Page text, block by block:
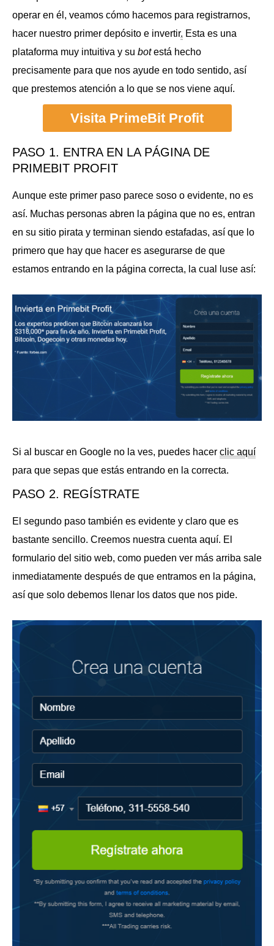
operar en él, veamos cómo hacemos para registrarnos,
hacer nuestro primer depósito e invertir. Esta es una
plataforma muy intuitiva y su botestá hecho
precisamente para que nos ayude en todo sentido, así
que prestemos atención a lo que se nos viene aquí.
Visita PrimeBit Profit
PASO 1. ENTRA EN LA PÁGINA DE
PRIMEBIT PROFIT
Aunque este primer paso parece soso o evidente, no es
así. Muchas personas abren la página que no es, entran
en su sitio pirata y terminan siendo estafadas, así que lo
primero que hay que hacer es asegurarse de que
estamos entrando en la página correcta, la cual luse así:
Si al buscar en Google no la ves, puedes hacer clic aquí
para que sepas que estás entrando en la correcta.
PASO 2. REGÍSTRATE
El segundo paso también es evidente y claro que es
bastante sencillo. Creemos nuestra cuenta aquí. El
formulario del sitio web, como pueden ver más arriba sale
inmediatamente después de que entramos en la página,
así que solo debemos llenar los datos que nos pide.